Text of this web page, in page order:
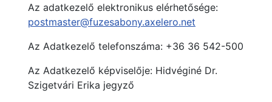
Az adatkezelő elektronikus elérhetősége:
postmaster@fuzesabony.axelero.net
Az Adatkezelő telefonszáma: +36 36 542-500
Az Adatkezelő képviselője: Hidvéginé Dr.
Szigetvári Erika jegyző